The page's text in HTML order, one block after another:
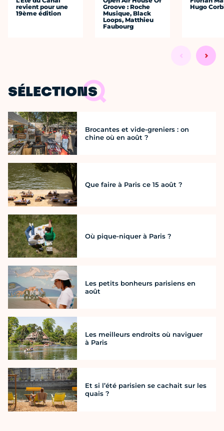
revient pour une
19ème édition
Groove : Roche
Musique, Black
Loops, Matthieu
Faubourg
Hugo
SÉLECTIONS
Brocantes et vide-greniers : on
chine où en août ?
Que faire à Paris ce 15 août ?
Où pique-niquer à Paris ?
Les petits bonheurs parisiens en
août
Les meilleurs endroits où naviguer
à Paris
Et si l’été parisien se cachait sur les
quais ?